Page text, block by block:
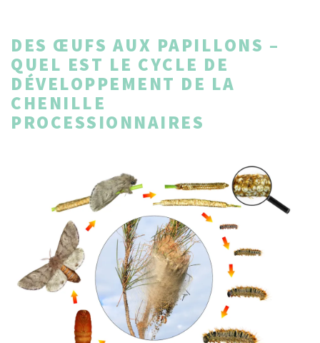
DES ŒUFS AUX PAPILLONS –
QUEL EST LE CYCLE DE
DÉVELOPPEMENT DE LA
CHENILLE
PROCESSIONNAIRES